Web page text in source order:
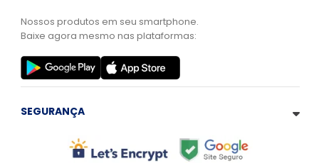
Nossos produtos em seu smartphone.
Baixe agora mesmo nas plataformas:
SEGURANÇA